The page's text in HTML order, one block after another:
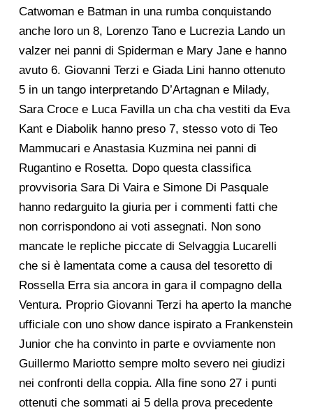
Catwoman e Batman in una rumba conquistando
anche loro un 8, Lorenzo Tano e Lucrezia Lando un
valzer nei panni di Spiderman e Mary Jane e hanno
avuto 6. Giovanni Terzi e Giada Lini hanno ottenuto
5 in un tango interpretando D’Artagnan e Milady,
Sara Croce e Luca Favilla un cha cha vestiti da Eva
Kant e Diabolik hanno preso 7, stesso voto di Teo
Mammucari e Anastasia Kuzmina nei panni di
Rugantino e Rosetta. Dopo questa classifica
provvisoria Sara Di Vaira e Simone Di Pasquale
hanno redarguito la giuria per i commenti fatti che
non corrispondono ai voti assegnati. Non sono
mancate le repliche piccate di Selvaggia Lucarelli
che si è lamentata come a causa del tesoretto di
Rossella Erra sia ancora in gara il compagno della
Ventura. Proprio Giovanni Terzi ha aperto la manche
ufficiale con uno show dance ispirato a Frankenstein
Junior che ha convinto in parte e ovviamente non
Guillermo Mariotto sempre molto severo nei giudizi
nei confronti della coppia. Alla fine sono 27 i punti
ottenuti che sommati ai 5 della prova precedente